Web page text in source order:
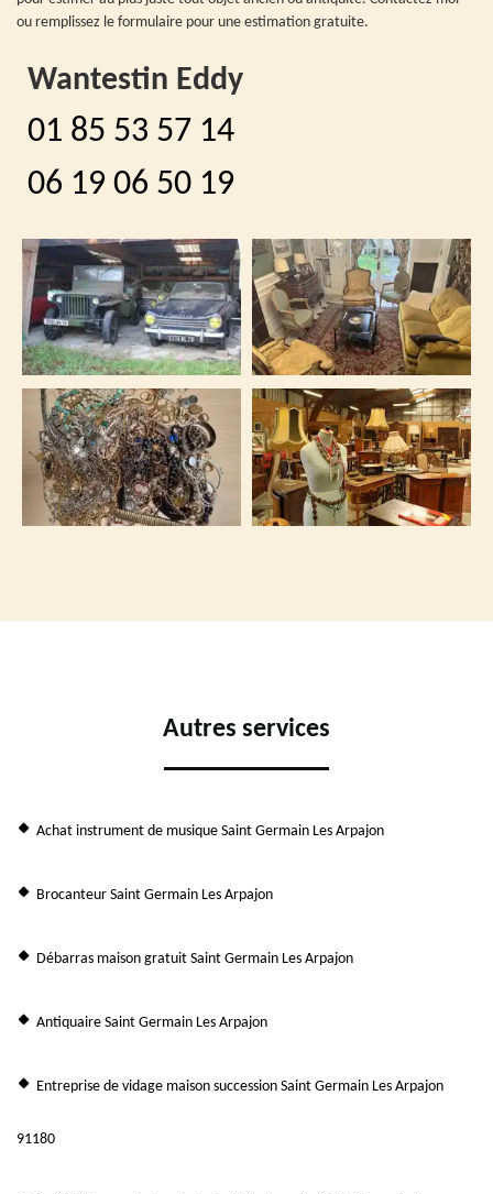
ou remplissez le formulaire pour une estimation gratuite.
Wantestin Eddy
01 85 53 57 14
06 19 06 50 19
Autres services
Achat instrument de musique Saint Germain Les Arpajon
Brocanteur Saint Germain Les Arpajon
Débarras maison gratuit Saint Germain Les Arpajon
Antiquaire Saint Germain Les Arpajon
Entreprise de vidage maison succession Saint Germain Les Arpajon
91180